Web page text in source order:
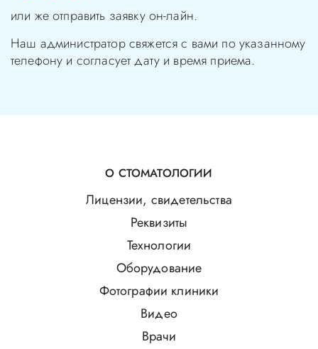
или же отправить заявку он-лайн.
Наш администратор свяжется с вами по указанному
телефону и согласует дату и время приема.
О СТОМАТОЛОГИИ
Лицензии, свидетельства
Реквизиты
Технологии
Оборудование
Фотографии клиники
Видео
Врачи